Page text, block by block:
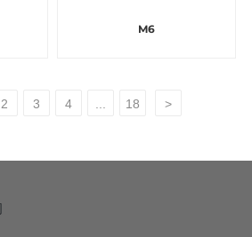
M6
2 3 4 ... 18 >